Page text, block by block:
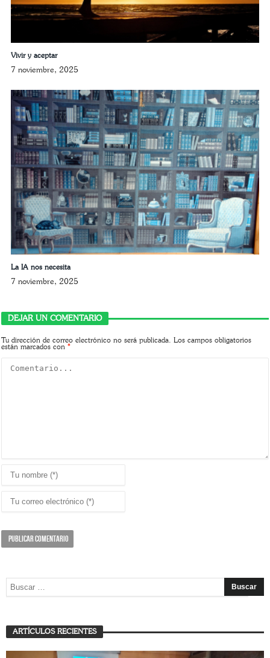
Vivir y aceptar
7 noviembre, 2025
La IA nos necesita
7 noviembre, 2025
DEJAR UN COMENTARIO
Tu dirección de correo electrónico no será publicada.
Los campos obligatorios
están marcados con*
ARTÍCULOS RECIENTES